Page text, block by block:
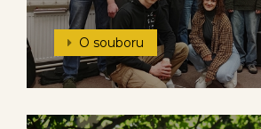
O souboru